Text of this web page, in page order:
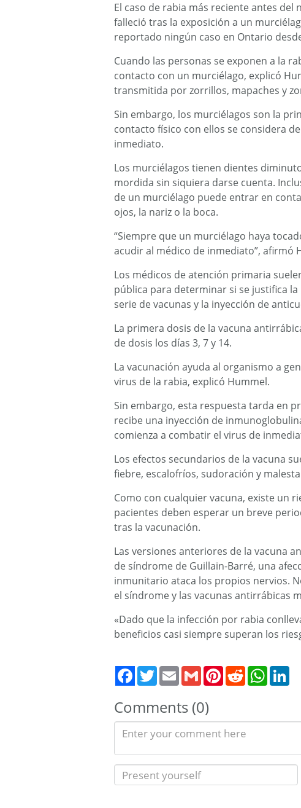
El caso de rabia más reciente antes
falleció tras la exposición a un
reportado ningún caso en Ontario
Cuando las personas se exponen a la
contacto con un murciélago, explicó
transmitida por zorrillos, mapaches y
Sin embargo, los murciélagos son la
contacto físico con ellos se considera
inmediato.
Los murciélagos tienen dientes
mordida sin siquiera darse cuenta.
de un murciélago puede entrar en
ojos, la nariz o la boca.
“Siempre que un murciélago haya
acudir al médico de inmediato”, afirmó
Los médicos de atención primaria
pública para determinar si se justifica
serie de vacunas y la inyección de
La primera dosis de la vacuna
de dosis los días 3, 7 y 14.
La vacunación ayuda al organismo a
virus de la rabia, explicó Hummel.
Sin embargo, esta respuesta tarda en
recibe una inyección de
comienza a combatir el virus de
Los efectos secundarios de la vacuna
fiebre, escalofríos, sudoración y
Como con cualquier vacuna, existe un
pacientes deben esperar un breve
tras la vacunación.
Las versiones anteriores de la vacuna
de síndrome de Guillain-Barré, una
inmunitario ataca los propios nervios.
el síndrome y las vacunas antirrábicas
«Dado que la infección por rabia
beneficios casi siempre superan los
TwitterEmail Gmail PinterestReddit
Comments (0)